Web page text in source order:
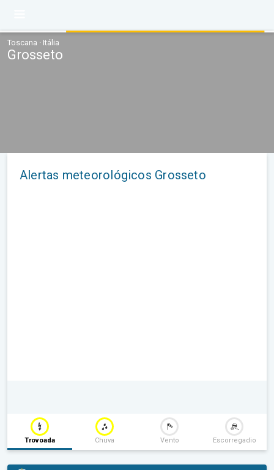
Toscana · Itália
Grosseto
Alertas meteorológicos Grosseto
Trovoada Chuva Vento Escorregadio